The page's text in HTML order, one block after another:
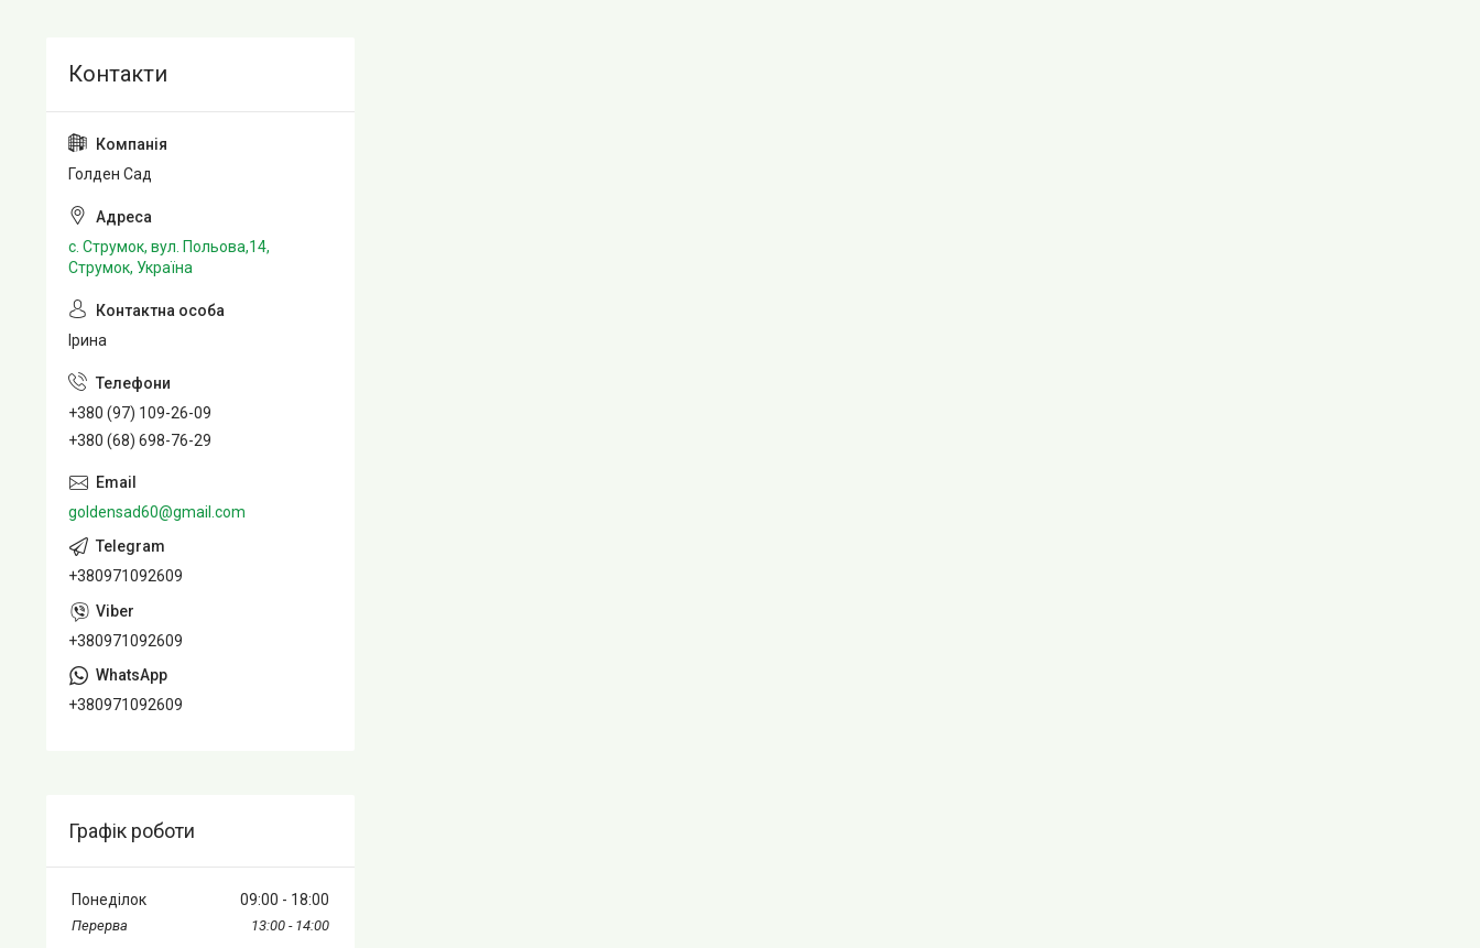
Голден Сад
с. Струмок, вул. Польова,14,
Струмок, Україна
Ірина
+380 (97) 109-26-09
+380 (68) 698-76-29
goldensad60@gmail.com
+380971092609
+380971092609
+380971092609
Графік роботи
Понеділок 09:00 18:00
13:00 14:00